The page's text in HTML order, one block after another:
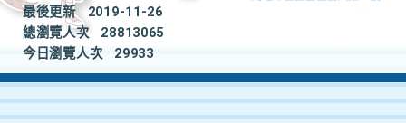
最後更新
2019-11-26
總瀏覽人次
28813065
今日瀏覽人次
29933